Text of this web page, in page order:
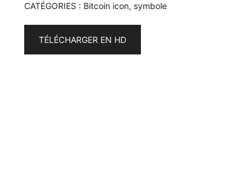
CATÉGORIES : Bitcoin icon, symbole
TÉLÉCHARGER EN HD